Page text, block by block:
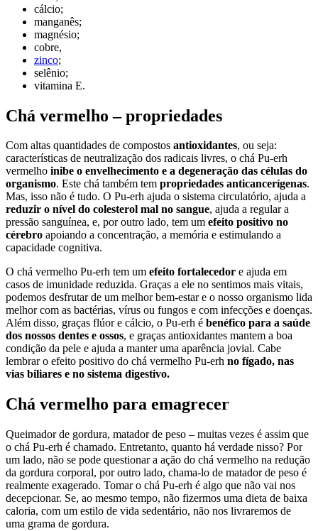
cálcio;
manganês;
magnésio;
cobre,
zinco;
selênio;
vitamina E.
Chá vermelho – propriedades
Com altas quantidades de compostos antioxidantes, ou seja:
características de neutralização dos radicais livres, o chá Pu-erh
vermelho inibe o envelhecimento e a degeneração das células do
organismo. Este chá também tem propriedades anticancerígenas.
Mas, isso não é tudo. O Pu-erh ajuda o sistema circulatório, ajuda a
reduzir o nível do colesterol mal no sangue, ajuda a regular a
pressão sanguínea, e, por outro lado, tem um efeito positivo no
cérebro apoiando a concentração, a memória e estimulando a
capacidade cognitiva.
O chá vermelho Pu-erh tem um efeito fortalecedor e ajuda em
casos de imunidade reduzida. Graças a ele no sentimos mais vitais,
podemos desfrutar de um melhor bem-estar e o nosso organismo lida
melhor com as bactérias, vírus ou fungos e com infecções e doenças.
Além disso, graças flúor e cálcio, o Pu-erh é benéfico para a saúde
dos nossos dentes e ossos, e graças antioxidantes mantem a boa
condição da pele e ajuda a manter uma aparência jovial. Cabe
lembrar o efeito positivo do chá vermelho Pu-erh no fígado, nas
vias biliares e no sistema digestivo.
Chá vermelho para emagrecer
Queimador de gordura, matador de peso – muitas vezes é assim que
o chá Pu-erh é chamado. Entretanto, quanto há verdade nisso? Por
um lado, não se pode questionar a ação do chá vermelho na redução
da gordura corporal, por outro lado, chama-lo de matador de peso é
realmente exagerado. Tomar o chá Pu-erh é algo que não vai nos
decepcionar. Se, ao mesmo tempo, não fizermos uma dieta de baixa
caloria, com um estilo de vida sedentário, não nos livraremos de
uma grama de gordura.